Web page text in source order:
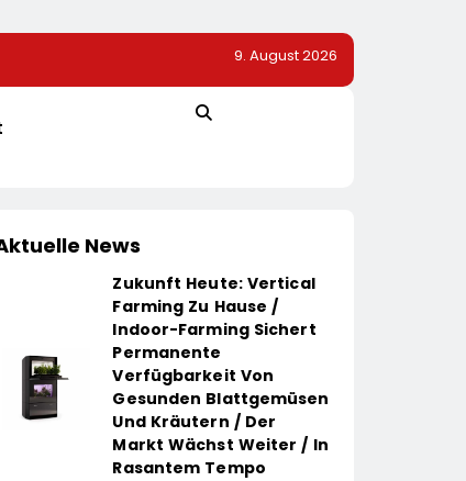
Mit
PR-Trendmonitor 2026: Kaum Bewegung Bei Den
9. August 2026
News
Zukunft Heute: Vertical
Farming Zu Hause /
Indoor-Farming Sichert
Permanente
Verfügbarkeit Von
Gesunden Blattgemüsen
Und Kräutern / Der
Markt Wächst Weiter / In
Rasantem Tempo